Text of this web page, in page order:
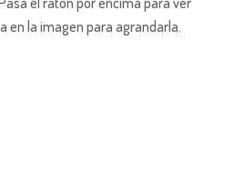
en la imagen para agrandarla.